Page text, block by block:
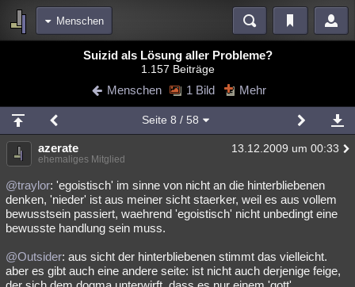
Menschen
Blogs Videos
Chat Wiki Neuigkeiten
meine Rubriken
Menschen Mystery Kriminalfälle
Spiritualität Verschwörungen Technologie Ufologie
Natur Umfragen Unterhaltung
Philosophie Träume Orte Esoterik Literatur
Suizid als Lösung aller Probleme?
1.157 Beiträge
Menschen 1 Bild Mehr
Seite 8 / 58
azerate 13.12.2009 um 00:33
ehemaliges Mitglied
@traylor: 'egoistisch' im sinne von nicht an die hinterbliebenen
denken, 'nieder' ist aus meiner sicht staerker, weil es aus vollem
bewusstsein passiert, waehrend 'egoistisch' nicht unbedingt eine
bewusste handlung sein muss.
@Outsider: aus sicht der hinterbliebenen stimmt das vielleicht.
aber es gibt auch eine andere seite: ist nicht auch derjenige feige,